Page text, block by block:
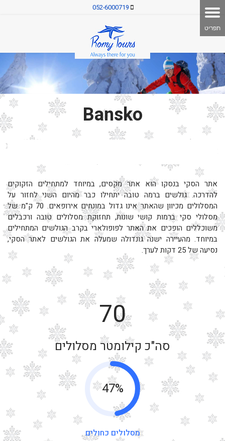
052-6000719
Bansko
אתר הסקי בנסקו הוא אתר מקסים, במיוחד למתחילים הזקוקים
להדרכה. גולשים ברמה טובה יתחילו כבר מהיום השני לחזור על
המסלולים מכיוון שהאתר אינו גדול במונחים אירופאים. 70 ק"מ של
מסלולי סקי ברמות קושי שונות, תחזוקת מסלולים טובה ורכבלים
משוכללים הופכים את האתר לפופולארי בקרב הגולשים המתחילים
במיוחד. מהעיירה ישנה גונדולה שמעלה את הגולשים לאתר הסקי,
נסיעה של 25 דקות לערך.
70
סה"כ קילומטר מסלולים
47%
מסלולים כחולים